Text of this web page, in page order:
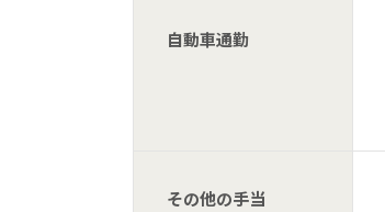
自動車通勤
その他の手当